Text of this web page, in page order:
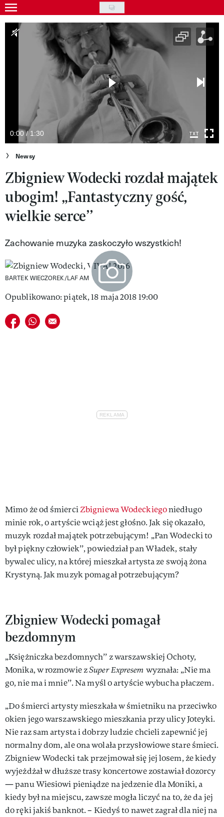
Skip
to
main
Gwiazdy
Styl życia
Kultura
Wideo
Nasze akcje
VIVA!ART
VIVA!MODA
VIVA!PEOPLE POWER
VIVA!ITAKA
MAGAZYN VIVA!
0:00 / 1:30
Newsy
Zbigniew Wodecki rozdał majątek
ubogim! „Fantastyczny gość,
wielkie serce’’
Zachowanie muzyka zaskoczyło wszystkich!
BARTEK WIECZOREK/LAF AM
Opublikowano: piątek, 18 maja 2018 19:00
Udostępnij na facebook
Udostępnij na whatsapp
E-mail do przyjaciela
Mimo że od śmierciZbigniewa Wodeckiegoniedługo
minie rok, o artyście wciąż jest głośno. Jak się okazało,
muzyk rozdał majątek potrzebującym! „Pan Wodecki to
był piękny człowiek’’, powiedział pan Władek, stały
bywalec ulicy, na której mieszkał artysta ze swoją żona
Krystyną. Jak muzyk pomagał potrzebującym?
Zbigniew Wodecki pomagał
bezdomnym
„Księżniczka bezdomnych’’ z warszawskiej Ochoty,
Monika, w rozmowie zSuper Expresem wyznała: „Nie ma
go, nie ma i mnie’’. Na myśl o artyście wybucha płaczem.
„Do śmierci artysty mieszkała w śmietniku na przeciwko
okien jego warszawskiego mieszkania przy ulicy Joteyki.
Nie raz sam artysta i dobrzy ludzie chcieli zapewnić jej
normalny dom, ale ona wolała przysłowiowe stare śmieci.
Zbigniew Wodecki tak przejmował się jej losem, że kiedy
wyjeżdżał w dłuższe trasy koncertowe zostawiał dozorcy
— panu Wiesiowi pieniądze na jedzenie dla Moniki, a
kiedy był na miejscu, zawsze mogła liczyć na to, że da jej
do ręki jakiś banknot. – Kiedyś to nawet zagrał dla niej na